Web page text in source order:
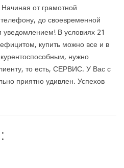
от грамотной
до своевременной
уведомлением! В условиях 21
купить можно все и в
нужно
то есть, СЕРВИС. У Вас с
приятно удивлен. Успехов